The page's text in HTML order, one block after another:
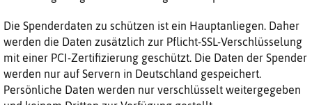
Die Spenderdaten zu schützen ist ein Hauptanliegen. Daher
werden die Daten zusätzlich zur Pflicht-SSL-Verschlüsselung
mit einer PCI-Zertifizierung geschützt. Die Daten der Spender
werden nur auf Servern in Deutschland gespeichert.
Persönliche Daten werden nur verschlüsselt weitergegeben